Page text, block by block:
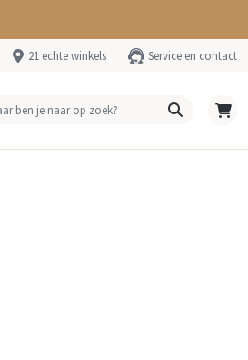
21 echte winkels Service en contact